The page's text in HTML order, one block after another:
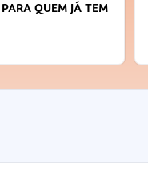
QUEM JÁ TEM